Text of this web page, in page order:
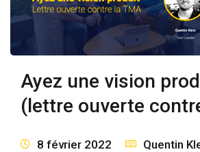
Ayez une vision
(lettre ouverte
8 février 2022
Quentin